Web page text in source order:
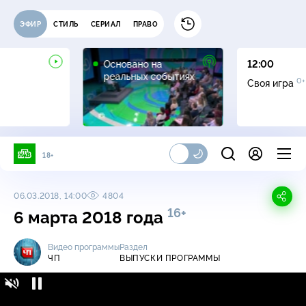
ЭФИР СТИЛЬ СЕРИАЛ ПРАВО
Основано на
реальных событиях
16+
12:00
Своя игра 0+
18+
06.03.2018, 14:00 4804
6 марта 2018 года 16+
Видео программы
ЧП
Раздел
ВЫПУСКИ ПРОГРАММЫ